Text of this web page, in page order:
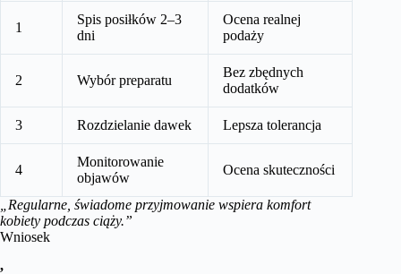
1
Spis posiłków 2–3
dni
Ocena realnej
podaży
2 Wybór preparatu
Bez zbędnych
dodatków
3 Rozdzielanie dawek Lepsza tolerancja
4
Monitorowanie
objawów
Ocena skuteczności
„Regularne, świadome przyjmowanie wspiera komfort
kobiety podczas ciąży.”
Wniosek
,